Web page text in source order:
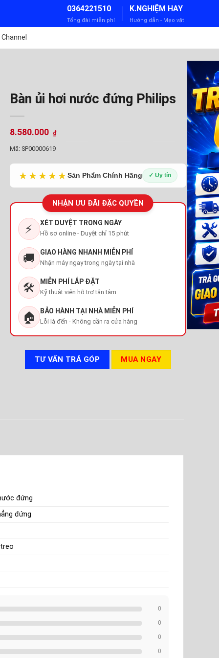
0364221510
Tổng đài miễn phí
K.NGHIỆM HAY
Hướng dẫn - Mẹo vặt
Bàn ủi hơi nước đứng Philips
8.580.000 ₫
Mã: SP00000619
★★★★★Sản Phẩm Chính Hãng ✓ Uy tín
NHẬN ƯU ĐÃI ĐẶC QUYỀN
⚡ XÉT DUYỆT TRONG NGÀY
Hồ sơ online - Duyệt chỉ 15 phút
🚚 GIAO HÀNG NHANH MIỄN PHÍ
Nhận máy ngay trong ngày tại nhà
🛠️ MIỄN PHÍ LẮP ĐẶT
Kỹ thuật viên hỗ trợ tận tâm
🏠 BẢO HÀNH TẠI NHÀ MIỄN PHÍ
Lỗi là đến - Không cần ra cửa hàng
TƯ VẤN TRẢ GÓP MUA NGAY
đứng
đứng
0
0
0
0